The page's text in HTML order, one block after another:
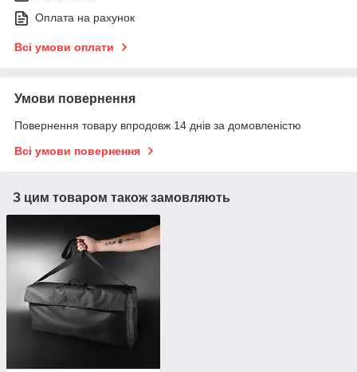
Оплата на рахунок
Всі умови оплати
Умови повернення
Повернення товару впродовж 14 днів за домовленістю
Всі умови повернення
З цим товаром також замовляють